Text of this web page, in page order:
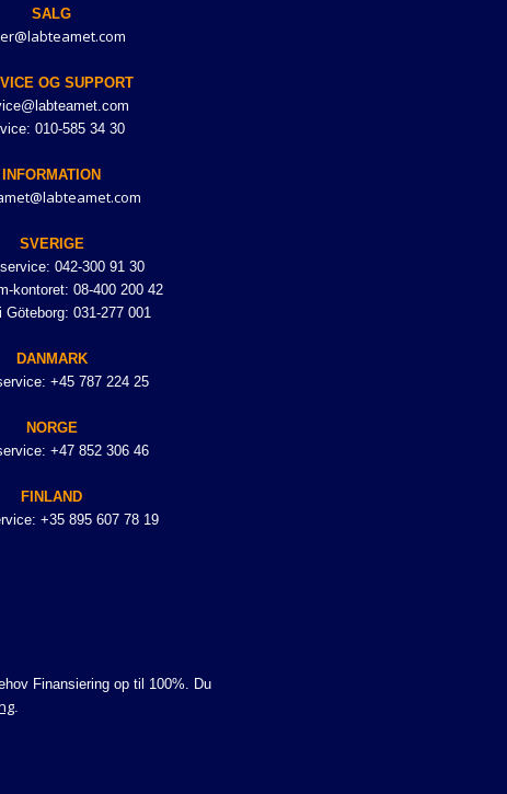
SALG
OG SUPPORT
010-585 34 30
INFORMATION
SVERIGE
042-300 91 30
kontoret: 08-400 200 42
Göteborg: 031-277 001
DANMARK
+45 787 224 25
NORGE
+47 852 306 46
FINLAND
+35 895 607 78 19
Finansiering op til 100%. Du
.